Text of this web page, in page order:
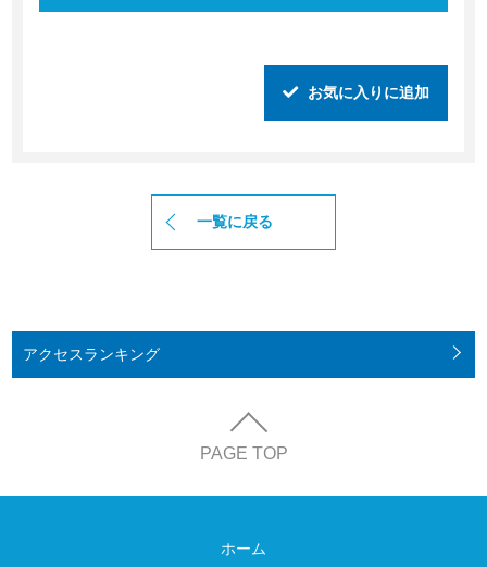
お気に入りに追加
一覧に戻る
アクセスランキング
PAGE TOP
ホーム